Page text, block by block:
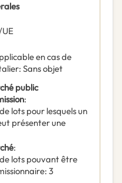
en cas de
: Sans objet
public
:
lots pour lesquels un
présenter une
:
lots pouvant être
: 3